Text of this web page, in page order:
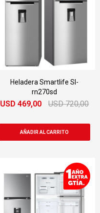
Heladera Smartlife Sl-
rn270sd
USD 469,00 USD 720,00